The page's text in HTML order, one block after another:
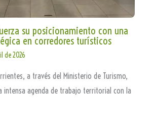
su posicionamiento con una
en corredores turísticos
de 2026
a través del Ministerio de Turismo,
intensa agenda de trabajo territorial con la